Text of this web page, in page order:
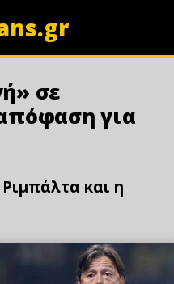
σε
για
και η